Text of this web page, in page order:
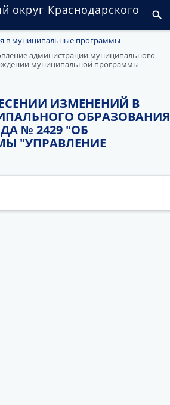
округ Краснодарского
в муниципальные программы
администрации муниципального
муниципальной программы
ИЗМЕНЕНИЙ В
ОБРАЗОВАНИЯ
№ 2429 "ОБ
"УПРАВЛЕНИЕ